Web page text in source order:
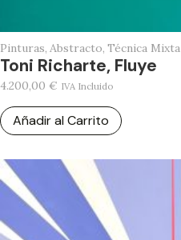
Pinturas, Abstracto, Técnica Mixta
Toni Richarte, Fluye
4.200,00 € IVA Incluido
Añadir al Carrito